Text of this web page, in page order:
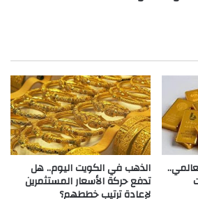
الذهب في الكويت اليوم.. هل
تدفع حركة الأسعار المستثمرين
لإعادة ترتيب خططهم؟